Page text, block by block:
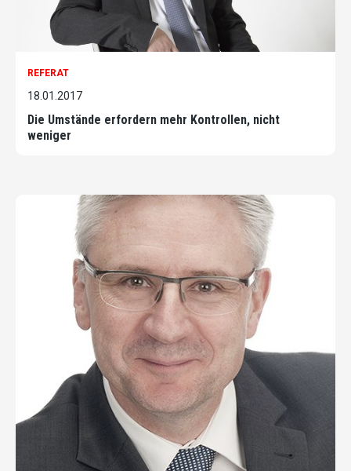
REFERAT
18.01.2017
Die Umstände erfordern mehr Kontrollen, nicht
weniger